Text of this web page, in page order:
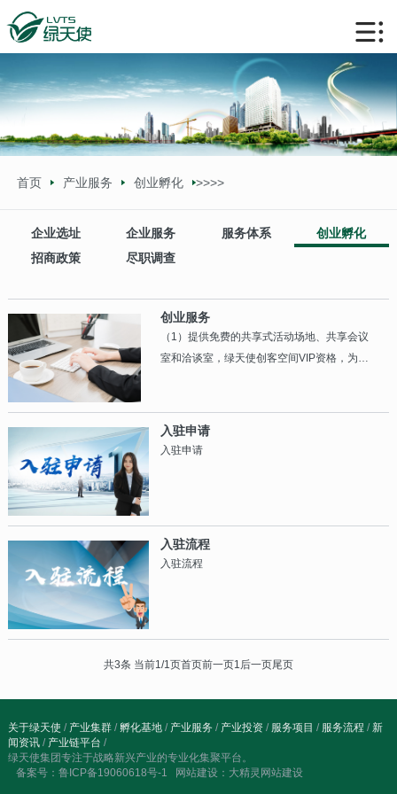
企业选址 企业服务 服务体系
创业孵化
招商政策
尽职调查
首页 >>
产业服务 >>
创业孵化
创业服务
（1）提供免费的共享式活动场地、共享会议
室和洽谈室，绿天使创客空间VIP资格，为中
费代办工商注册。 （4）免费财税咨询和账务
管理。
入驻申请
入驻申请
入驻流程
入驻流程
共3条 当前1/1页首页前一页1后一页尾页
关于绿天使 / 产业集群/ 孵化基地/ 产业服务/ 产业投资/ 服务项目 / 服务流程 /新
闻资讯/ 产业链平台 /
绿天使集团专注于战略新兴产业的专业化集聚平台。
备案号： 鲁ICP备19060618号-1 网站建设： 大精灵网站建设